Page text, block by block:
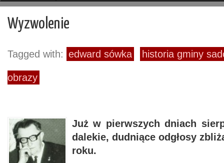
Wyzwolenie
Tagged with: edward sówka historia gminy
obrazy
Już w pierwszych dniach
dalekie, dudniące odgłosy
roku.